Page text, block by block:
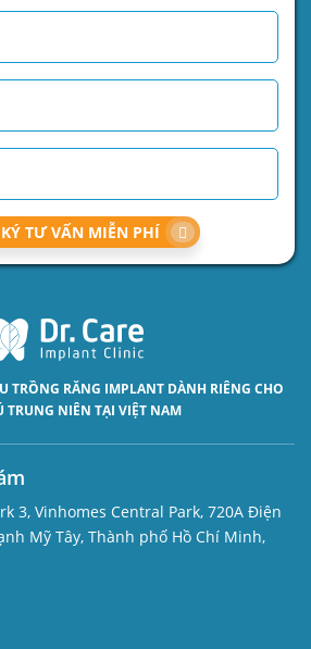
TƯ VẤN MIỄN PHÍ
TRỒNG RĂNG IMPLANT DÀNH RIÊNG CHO
TRUNG NIÊN TẠI VIỆT NAM
3, Vinhomes Central Park, 720A Điện
Mỹ Tây, Thành phố Hồ Chí Minh,